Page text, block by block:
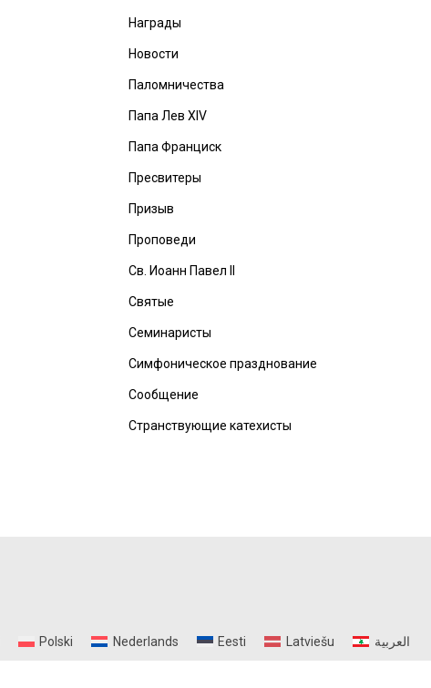
Награды
Новости
Паломничества
Папа Лев XIV
Папа Франциск
Пресвитеры
Призыв
Проповеди
Св. Иоанн Павел II
Святые
Семинаристы
Симфоническое празднование
Сообщение
Странствующие катехисты
Polski Nederlands Eesti Latviešu العربية